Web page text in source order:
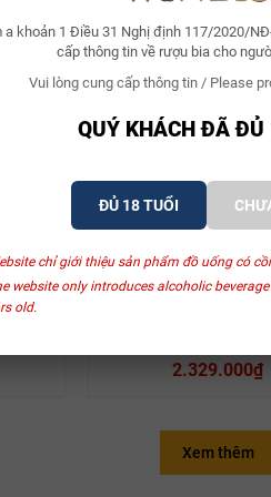
a khoản 1 Điều 31 Nghị định 117/2020/
cấp thông tin về rượu bia cho
Vui lòng cung cấp thông tin / Please
QUÝ KHÁCH ĐÃ ĐỦ
ĐỦ 18 TUỔI
chỉ giới thiệu sản phẩm đồ uống có
website only introduces alcoholic
old.
Xem thêm
SẢN PHẨM
Champagne Billecart-
2.329.000₫
Xem thêm